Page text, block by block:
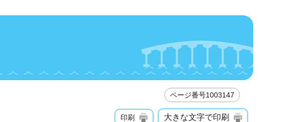
ページ番号1003147
印刷 大きな文字で印刷